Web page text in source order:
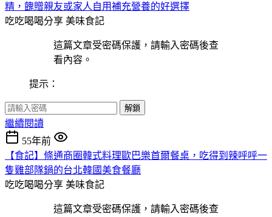
精，餽贈親友或家人自用補充營養的好選擇
吃吃喝喝分享 美味食記
這篇文章受密碼保護，請輸入密碼後查
看內容。
提示：
解鎖
繼續閱讀
55年前
【食記】條通商圈韓式料理歐巴樂首爾餐桌，吃得到辣呼呼一
隻雞部隊鍋的台北韓國美食餐廳
吃吃喝喝分享 美味食記
這篇文章受密碼保護，請輸入密碼後查